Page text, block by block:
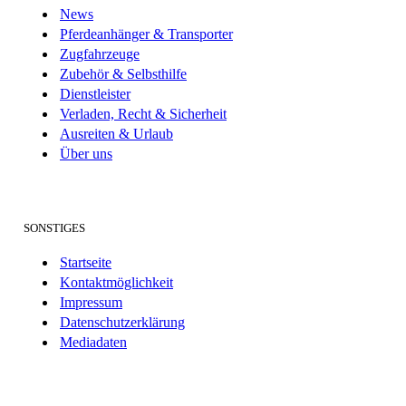
News
Pferdeanhänger & Transporter
Zugfahrzeuge
Zubehör & Selbsthilfe
Dienstleister
Verladen, Recht & Sicherheit
Ausreiten & Urlaub
Über uns
SONSTIGES
Startseite
Kontaktmöglichkeit
Impressum
Datenschutzerklärung
Mediadaten